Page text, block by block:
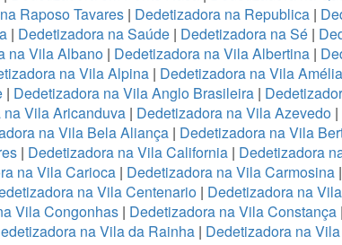
Raposo Tavares| Dedetizadora na Republica|
| Dedetizadora na Saúde| Dedetizadora na Sé|
na Vila Albano | Dedetizadora na Vila Albertina |
na Vila Alpina | Dedetizadora na Vila Amélia
| Dedetizadora na Vila Anglo Brasileira |
Vila Aricanduva | Dedetizadora na Vila Azevedo |
na Vila Bela Aliança| Dedetizadora na Vila
| Dedetizadora na Vila California | Dedetizadora
na Vila Carioca| Dedetizadora na Vila Carmosina|
na Vila Centenario| Dedetizadora na
Vila Congonhas| Dedetizadora na Vila Constança|
na Vila da Rainha | Dedetizadora na